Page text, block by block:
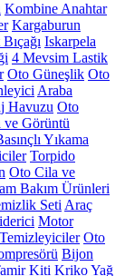
Kombine Anahtar
Kargaburun
Iskarpela
4 Mevsim Lastik
Oto Güneşlik Oto
Araba
Havuzu Oto
Görüntü
Yıkama
Torpido
Oto Cila ve
Bakım Ürünleri
Seti Araç
Motor
Oto
Bijon
Kiti KrikoYağ